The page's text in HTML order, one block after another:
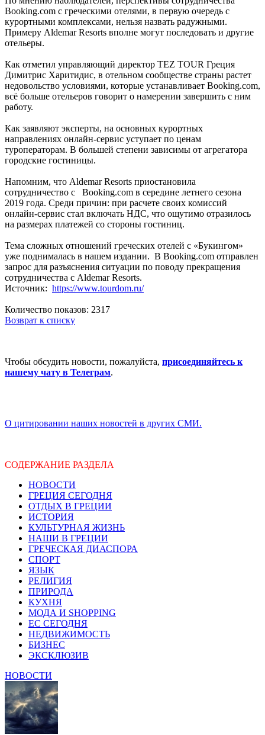
Booking.com с греческими отелями, в первую очередь с
курортными комплексами, нельзя назвать радужными.
Примеру Aldemar Resorts вполне могут последовать и другие
отельеры.
Как отметил управляющий директор TEZ TOUR Греция
Димитрис Харитидис, в отельном сообществе страны растет
недовольство условиями, которые устанавливает Booking.com,
всё больше отельеров говорит о намерении завершить с ним
работу.
Как заявляют эксперты, на основных курортных
направлениях онлайн-сервис уступает по ценам
туроператорам. В большей степени зависимы от агрегатора
городские гостиницы.
Напомним, что Aldemar Resorts приостановила
сотрудничество с Booking.com в середине летнего сезона
2019 года. Среди причин: при расчете своих комиссий
онлайн-сервис стал включать НДС, что ощутимо отразилось
на размерах платежей со стороны гостиниц.
Тема сложных отношений греческих отелей с «Букингом»
уже поднималась в нашем издании. В Booking.com отправлен
запрос для разъяснения ситуации по поводу прекращения
сотрудничества с Aldemar Resorts.
Источник: https://www.tourdom.ru/
Количество показов: 2317
Возврат к списку
Чтобы обсудить новости, пожалуйста, присоединяйтесь к
нашему чату в Телеграм.
О цитировании наших новостей в других СМИ.
СОДЕРЖАНИЕ РАЗДЕЛА
НОВОСТИ
ГРЕЦИЯ СЕГОДНЯ
ОТДЫХ В ГРЕЦИИ
ИСТОРИЯ
КУЛЬТУРНАЯ ЖИЗНЬ
НАШИ В ГРЕЦИИ
ГРЕЧЕСКАЯ ДИАСПОРА
СПОРТ
ЯЗЫК
РЕЛИГИЯ
ПРИРОДА
КУХНЯ
МОДА И SHOPPING
ЕС СЕГОДНЯ
НЕДВИЖИМОСТЬ
БИЗНЕС
ЭКСКЛЮЗИВ
НОВОСТИ